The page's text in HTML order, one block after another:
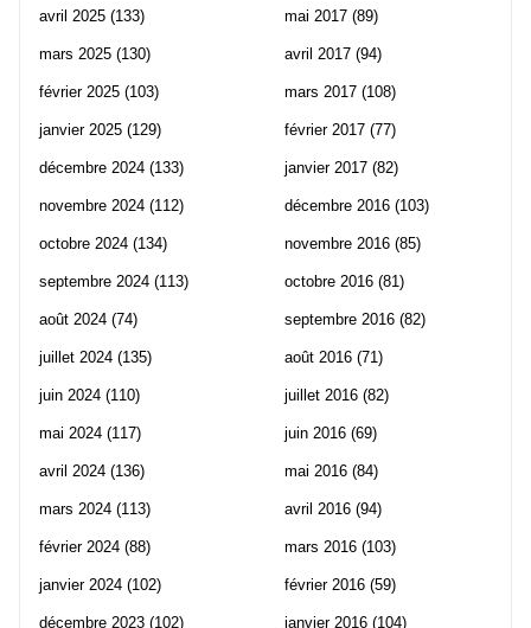
avril 2025 (133)
mars 2025 (130)
février 2025 (103)
janvier 2025 (129)
décembre 2024 (133)
novembre 2024 (112)
octobre 2024 (134)
septembre 2024 (113)
août 2024 (74)
juillet 2024 (135)
juin 2024 (110)
mai 2024 (117)
avril 2024 (136)
mars 2024 (113)
février 2024 (88)
janvier 2024 (102)
décembre 2023 (102)
mai 2017 (89)
avril 2017 (94)
mars 2017 (108)
février 2017 (77)
janvier 2017 (82)
décembre 2016 (103)
novembre 2016 (85)
octobre 2016 (81)
septembre 2016 (82)
août 2016 (71)
juillet 2016 (82)
juin 2016 (69)
mai 2016 (84)
avril 2016 (94)
mars 2016 (103)
février 2016 (59)
janvier 2016 (104)